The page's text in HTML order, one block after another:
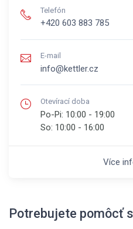
Telefón
+420 603 883 785
E-mail
info@kettler.cz
Otevírací doba
Po-Pi: 10:00 - 19:00
So: 10:00 - 16:00
Více
Potrebujete pomôcť